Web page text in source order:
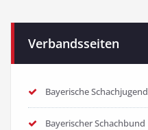
Verbandsseiten
Bayerische Schachjugend
Bayerischer Schachbund